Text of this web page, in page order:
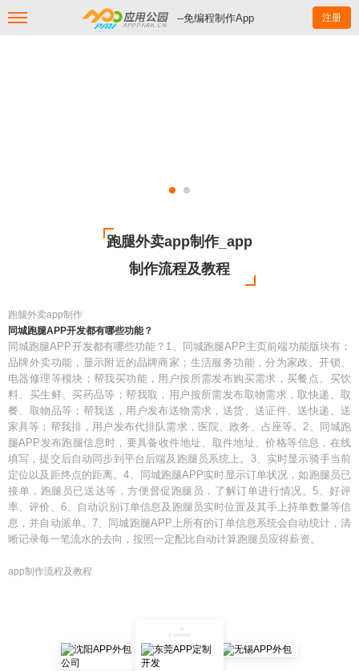
--免编程制作App 注册
跑腿外卖app制作_app
制作流程及教程
跑腿外卖app制作
同城跑腿APP开发都有哪些功能？
同城跑腿APP开发都有哪些功能？1、同城跑腿APP主页前端功能版块有：
品牌外卖功能，显示附近的品牌商家；生活服务功能，分为家政、开锁、
电器修理等模块；帮我买功能，用户按所需发布购买需求，买餐点、买饮
料、买生鲜、买药品等；帮我取，用户按所需发布取物需求，取快递、取
餐、取物品等；帮我送，用户发布送物需求，送货、送证件、送快递、送
家具等；帮我排，用户发布代排队需求，医院、政务、占座等。2、同城跑
腿APP发布跑腿信息时，要具备收件地址、取件地址、价格等信息，在线
填写，提交后自动同步到平台后端及跑腿员系统上。3、实时显示骑手当前
定位以及距终点的距离。4、同城跑腿APP实时显示订单状况，如跑腿员已
接单，跑腿员已送达等，方便督促跑腿员，了解订单进行情况。5、好评
率、评价、6、自动识别订单信息及跑腿员实时位置及其手上持单数量等信
息，并自动派单。7、同城跑腿APP上所有的订单信息系统会自动统计，清
晰记录每一笔流水的去向，按照一定配比自动计算跑腿员应得薪资。
app制作流程及教程